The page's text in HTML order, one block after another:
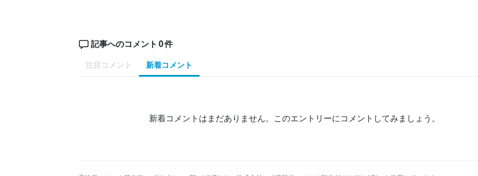
記事へのコメント 0件
注目コメント 新着コメント
新着コメントはまだありません。 このエントリーにコメントしてみましょう。